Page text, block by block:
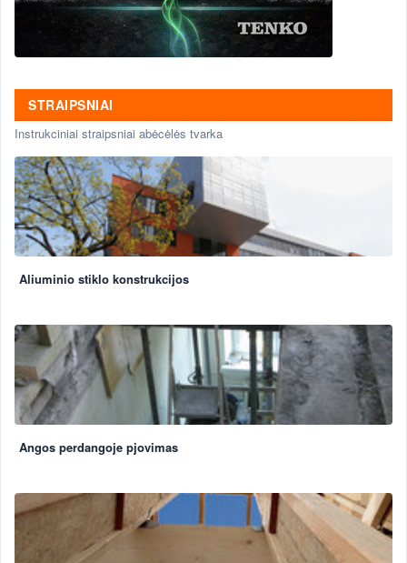
STRAIPSNIAI
Instrukciniai straipsniai abėcėlės tvarka
Aliuminio stiklo konstrukcijos
Angos perdangoje pjovimas